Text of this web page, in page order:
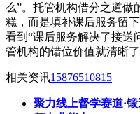
么”。托管机构借分之道做
糕，而是填补课后服务留
看到“课后服务解决了接送
管机构的错位价值就清晰了
相关资讯15876510815
聚力线上督学赛道·